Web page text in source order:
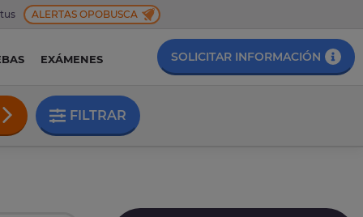
ALERTAS OPOBUSCA
EXÁMENES SOLICITAR INFORMACIÓN
FILTRAR